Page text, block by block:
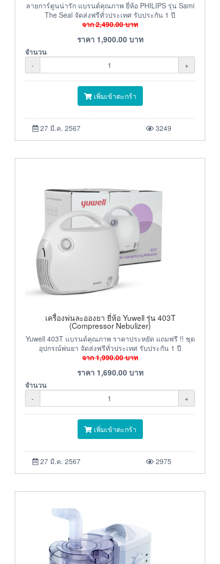
ลายการ์ตูนน่ารัก แบรนด์คุณภาพ ยี่ห้อ PHILIPS รุ่น Sami
The Seal จัดส่งฟรีทั่วประเทศ รับประกัน 1 ปี
จาก2,490.00บาท
ราคา 1,900.00 บาท
จำนวน
-
+
เพิ่มเข้าตะกร้า
27 มี.ค. 2567 3249
เครื่องพ่นละอองยา ยี่ห้อ Yuwell รุ่น 403T
(Compressor Nebulizer)
Yuwell 403T แบรนด์คุณภาพ ราคาประหยัด แถมฟรี !! ชุด
อุปกรณ์พ่นยา จัดส่งฟรีทั่วประเทศ รับประกัน 1 ปี
จาก1,990.00บาท
ราคา 1,690.00 บาท
จำนวน
-
+
เพิ่มเข้าตะกร้า
27 มี.ค. 2567 2975